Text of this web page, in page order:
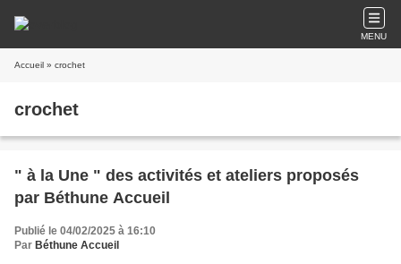
MENU
Accueil » crochet
crochet
" à la Une " des activités et ateliers proposés
par Béthune Accueil
Publié le 04/02/2025 à 16:10
Par Béthune Accueil